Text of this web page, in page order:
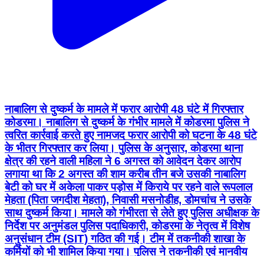
नाबालिग से दुष्कर्म के मामले में फरार आरोपी 48 घंटे में गिरफ्तार
कोडरमा। नाबालिग से दुष्कर्म के गंभीर मामले में कोडरमा पुलिस ने
त्वरित कार्रवाई करते हुए नामजद फरार आरोपी को घटना के 48 घंटे
के भीतर गिरफ्तार कर लिया। पुलिस के अनुसार, कोडरमा थाना
क्षेत्र की रहने वाली महिला ने 6 अगस्त को आवेदन देकर आरोप
लगाया था कि 2 अगस्त की शाम करीब तीन बजे उसकी नाबालिग
बेटी को घर में अकेला पाकर पड़ोस में किराये पर रहने वाले रूपलाल
मेहता (पिता जगदीश मेहता), निवासी मसनोडीह, डोमचांच ने उसके
साथ दुष्कर्म किया। मामले को गंभीरता से लेते हुए पुलिस अधीक्षक के
निर्देश पर अनुमंडल पुलिस पदाधिकारी, कोडरमा के नेतृत्व में विशेष
अनुसंधान टीम (SIT) गठित की गई। टीम में तकनीकी शाखा के
कर्मियों को भी शामिल किया गया। पुलिस ने तकनीकी एवं मानवीय